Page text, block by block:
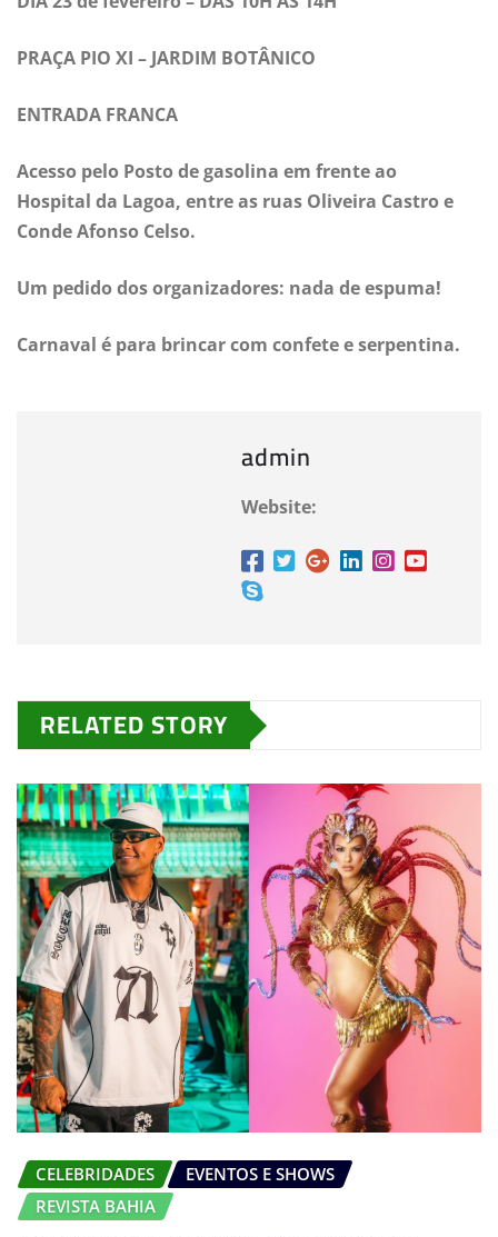
PRAÇA PIO XI – JARDIM BOTÂNICO
ENTRADA FRANCA
Acesso pelo Posto de gasolina em frente ao
Hospital da Lagoa, entre as ruas Oliveira Castro e
Conde Afonso Celso.
Um pedido dos organizadores: nada de espuma!
Carnaval é para brincar com confete e serpentina.
admin
Website:
RELATED STORY
CELEBRIDADES
EVENTOS E SHOWS
REVISTA BAHIA